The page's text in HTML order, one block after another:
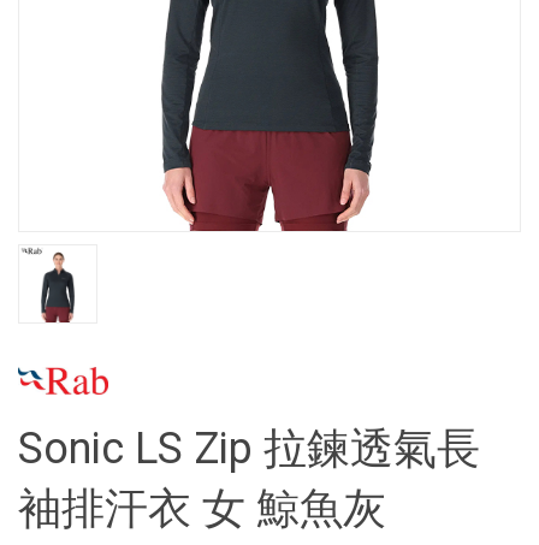
Sonic LS Zip 拉鍊透氣長
袖排汗衣 女 鯨魚灰